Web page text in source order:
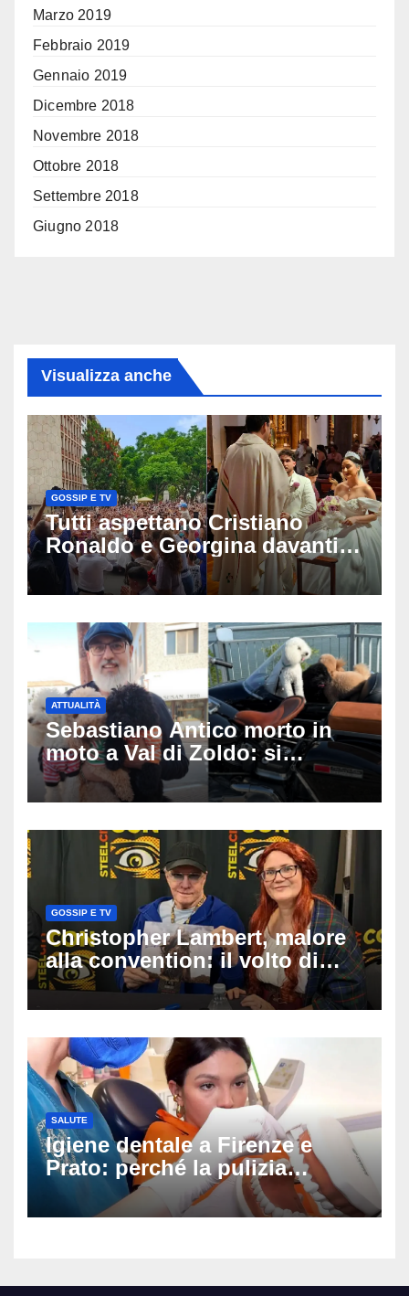
Marzo 2019
Febbraio 2019
Gennaio 2019
Dicembre 2018
Novembre 2018
Ottobre 2018
Settembre 2018
Giugno 2018
Visualizza anche
GOSSIP E TV
Tutti aspettano Cristiano
Ronaldo e Georgina davanti
alla cattedrale: ma il
matrimonio era di un’altra
ATTUALITÀ
Sebastiano Antico morto in
moto a Val di Zoldo: si
schianta con il sidecar, salvi i
due cagnolini
GOSSIP E TV
Christopher Lambert, malore
alla convention: il volto di
Highlander trasportato via in
ambulanza davanti ai fan
SALUTE
Igiene dentale a Firenze e
Prato: perché la pulizia
professionale è il primo passo
per prevenire la carie